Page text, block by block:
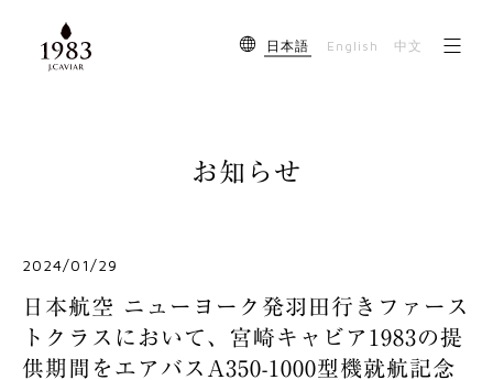
English
日本語 中文
お知らせ
2024/01/29
日本航空 ニューヨーク発羽田行きファース
トクラスにおいて、宮崎キャビア1983の提
供期間をエアバスA350-1000型機就航記念